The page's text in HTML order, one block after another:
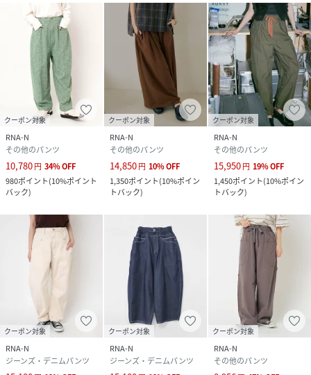
クーポン対象
RNA-N
その他のパンツ
10,780円 34%OFF
980ポイント(10%ポイント
バック)
クーポン対象
RNA-N
その他のパンツ
14,850円 10%OFF
1,350ポイント(10%ポイン
トバック)
クーポン対象
RNA-N
その他のパンツ
15,950円 19%OFF
1,450ポイント(10%ポイン
トバック)
クーポン対象
RNA-N
ジーンズ・デニムパンツ
クーポン対象
RNA-N
ジーンズ・デニムパンツ
クーポン対象
RNA-N
その他のパンツ